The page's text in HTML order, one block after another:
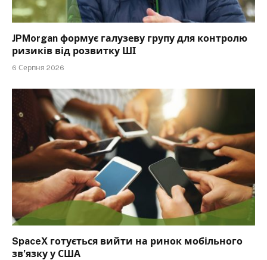
JPMorgan формує галузеву групу для контролю
ризиків від розвитку ШІ
6 Серпня 2026
SpaceX готується вийти на ринок мобільного
зв’язку у США